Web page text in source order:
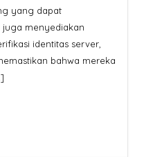
yang dapat
juga menyediakan
identitas server,
bahwa mereka